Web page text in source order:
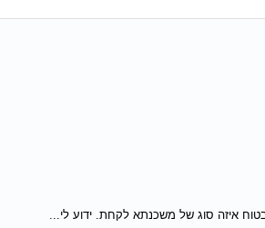
איזה סוג של משכנתא לקחת. ידוע לי...